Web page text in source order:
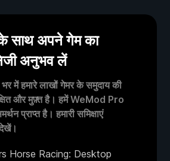
साथ अपने गेम का
अनुभव लें
में हमारे लाखों गेमर के समुदाय की
और मुफ़्त है। हमें WeMod Pro
प्राप्त है। हमारी समिक्षाएं
Horse Racing: Desktop